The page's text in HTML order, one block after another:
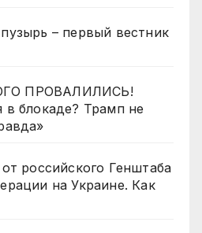
– первый вестник
ПРОВАЛИЛИСЬ!
в блокаде? Трамп не
российского Генштаба
на Украине. Как